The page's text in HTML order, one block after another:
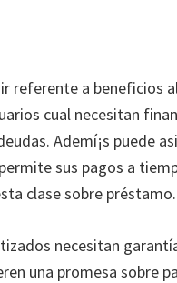
referente a beneficios
cual necesitan
Ademí¡s puede
sus pagos a
clase sobre préstamo.
necesitan
una promesa sobre